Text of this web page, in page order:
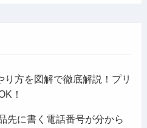
り方を図解で徹底解説！プリ
！
先に書く電話番号が分から